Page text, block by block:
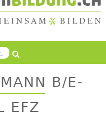
B/E-
EFZ